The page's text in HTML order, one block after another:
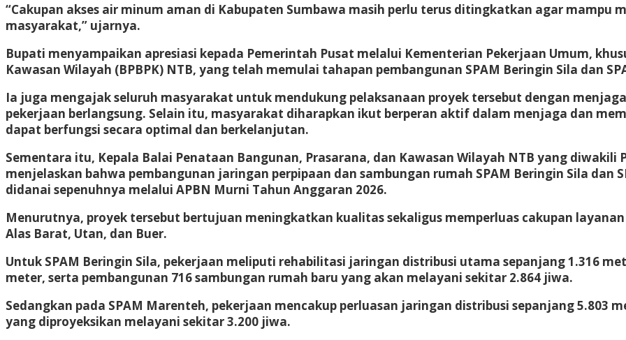
“Cakupan akses air minum aman di Kabupaten Sumbawa masih perlu terus ditingkatkan agar mampu
masyarakat,” ujarnya.
Bupati menyampaikan apresiasi kepada Pemerintah Pusat melalui Kementerian Pekerjaan Umum,
Kawasan Wilayah (BPBPK) NTB, yang telah memulai tahapan pembangunan SPAM Beringin Sila dan
Ia juga mengajak seluruh masyarakat untuk mendukung pelaksanaan proyek tersebut dengan
pekerjaan berlangsung. Selain itu, masyarakat diharapkan ikut berperan aktif dalam menjaga dan
dapat berfungsi secara optimal dan berkelanjutan.
Sementara itu, Kepala Balai Penataan Bangunan, Prasarana, dan Kawasan Wilayah NTB yang diwakili
menjelaskan bahwa pembangunan jaringan perpipaan dan sambungan rumah SPAM Beringin Sila dan
didanai sepenuhnya melalui APBN Murni Tahun Anggaran 2026.
Menurutnya, proyek tersebut bertujuan meningkatkan kualitas sekaligus memperluas cakupan
Alas Barat, Utan, dan Buer.
Untuk SPAM Beringin Sila, pekerjaan meliputi rehabilitasi jaringan distribusi utama sepanjang 1.316
meter, serta pembangunan 716 sambungan rumah baru yang akan melayani sekitar 2.864 jiwa.
Sedangkan pada SPAM Marenteh, pekerjaan mencakup perluasan jaringan distribusi sepanjang 5.803
yang diproyeksikan melayani sekitar 3.200 jiwa.